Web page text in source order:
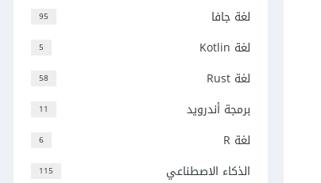
95 لغة جافا
5 لغة Kotlin
58 لغة Rust
11 برمجة أندرويد
6 لغة R
115 الذكاء الاصطناعي